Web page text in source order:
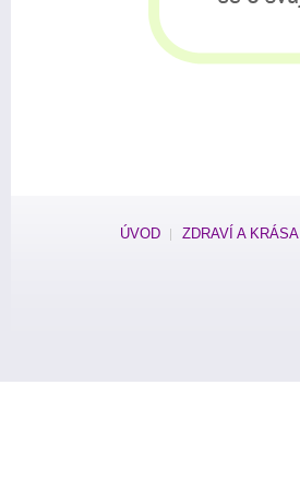
ÚVOD ZDRAVÍ A KRÁSA